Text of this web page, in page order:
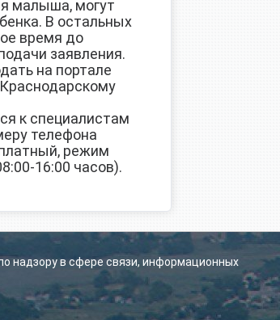
малыша, могут
В остальных
время до
заявления.
на портале
к специалистам
телефона
режим
16:00 часов).
надзору в сфере связи, информационных